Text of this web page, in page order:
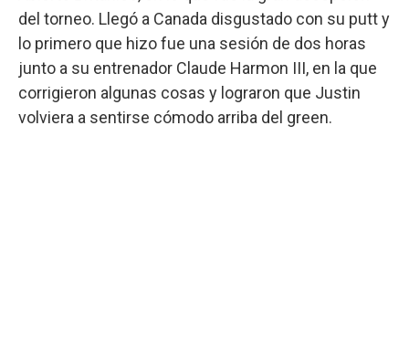
del torneo. Llegó a Canada disgustado con su putt y
lo primero que hizo fue una sesión de dos horas
junto a su entrenador Claude Harmon III, en la que
corrigieron algunas cosas y lograron que Justin
volviera a sentirse cómodo arriba del green.